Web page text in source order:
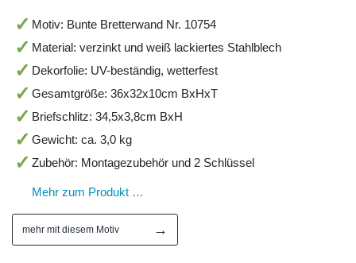
Motiv: Bunte Bretterwand Nr. 10754
Material: verzinkt und weiß lackiertes Stahlblech
Dekorfolie: UV-beständig, wetterfest
Gesamtgröße: 36x32x10cm BxHxT
Briefschlitz: 34,5x3,8cm BxH
Gewicht: ca. 3,0 kg
Zubehör: Montagezubehör und 2 Schlüssel
Mehr zum Produkt …
mehr mit diesem Motiv →